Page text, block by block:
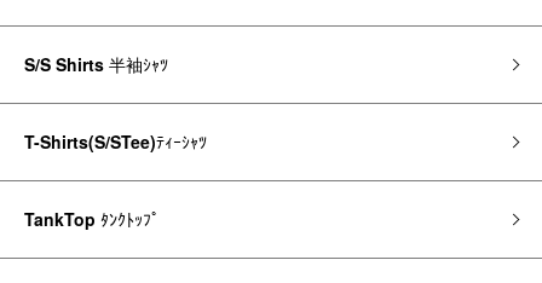
S/S Shirts 半袖ｼｬﾂ
T-Shirts(S/STee)ﾃｨｰｼｬﾂ
TankTop ﾀﾝｸﾄｯﾌﾟ